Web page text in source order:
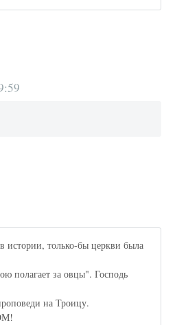
истории, только-бы церкви была
полагает за овцы". Господь
на Троицу.